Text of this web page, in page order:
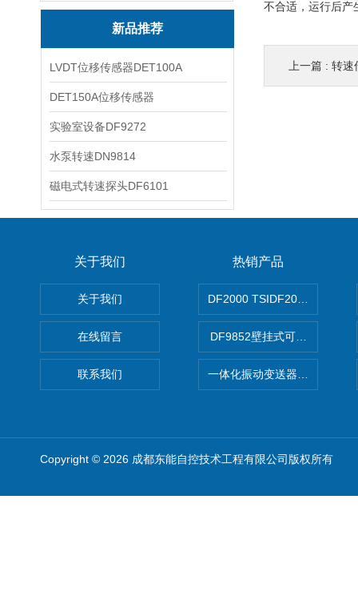
新品推荐
LVDT位移传感器DET100A
DET150A位移传感器
实验室设备DF9272
水泵转速DN9814
磁电式转速探头DF6101
不合适，运行后产
上一篇 : 转速
关于我们
关于我们
在线留言
联系我们
热销产品
DF2000 TSIDF2000可编程
DF9852壁挂式可编程双通道
一体化振动变送器DN3200
Copyright © 2026 成都东能自控技术工程有限公司版权所有